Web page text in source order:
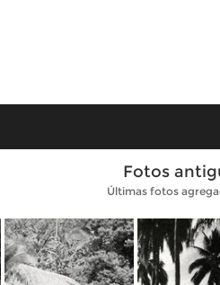
Fotos
Últimas fotos